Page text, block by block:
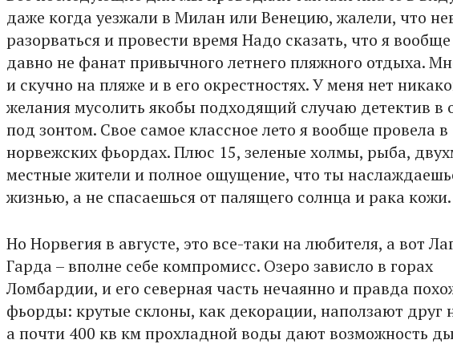
даже когда уезжали в Милан или Венецию, жалели, что
разорваться и провести время Надо сказать, что я
давно не фанат привычного летнего пляжного отдыха.
и скучно на пляже и в его окрестностях. У меня нет
желания мусолить якобы подходящий случаю детектив в
под зонтом. Свое самое классное лето я вообще провела в
норвежских фьордах. Плюс 15, зеленые холмы, рыба,
местные жители и полное ощущение, что ты
жизнью, а не спасаешься от палящего солнца и рака кожи.
Но Норвегия в августе, это все-таки на любителя, а вот
Гарда – вполне себе компромисс. Озеро зависло в горах
Ломбардии, и его северная часть нечаянно и правда
фьорды: крутые склоны, как декорации, наползают друг
а почти 400 кв км прохладной воды дают возможность